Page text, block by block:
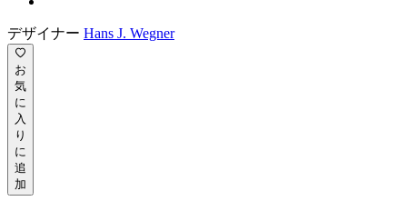
デザイナー Hans J. Wegner
お
気
に
入
り
に
追
加